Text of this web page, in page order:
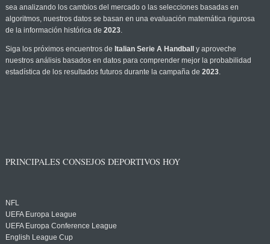
sea analizando los cambios del mercado o las selecciones basadas en
algoritmos, nuestros datos se basan en una evaluación matemática rigurosa
de la información histórica de 2023.
Siga los próximos encuentros de Italian Serie A Handball
y aproveche
nuestros análisis basados en datos para comprender mejor la probabilidad
estadística de los resultados futuros durante la campaña de 2023.
PRINCIPALES CONSEJOS DEPORTIVOS HOY
NFL
UEFA Europa League
UEFA Europa Conference League
English League Cup